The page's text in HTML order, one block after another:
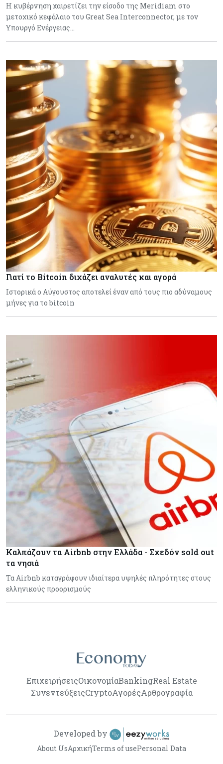
Η κυβέρνηση χαιρετίζει την είσοδο της Meridiam στο
μετοχικό κεφάλαιο του Great Sea Interconnector, με τον
Υπουργό Ενέργειας…
Γιατί το Bitcoin διχάζει αναλυτές και αγορά
Ιστορικά ο Αύγουστος αποτελεί έναν από τους πιο αδύναμους
μήνες για το bitcoin
Καλπάζουν τα Airbnb στην Ελλάδα - Σχεδόν sold out
τα νησιά
Τα Airbnb καταγράφουν ιδιαίτερα υψηλές πληρότητες στους
ελληνικούς προορισμούς
ΕπιχειρήσειςΟικονομίαBankingReal Estate
ΣυνεντεύξειςCryptoΑγορέςΑρθρογραφία
About UsΑρχικήTerms of usePersonal Data
Developed by